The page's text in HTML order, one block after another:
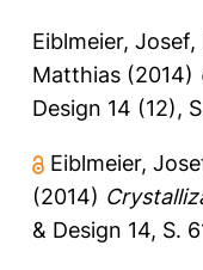
Eiblmeier, Josef,
Matthias (2014)
Design 14 (12),
Eiblmeier,
(2014)
& Design 14, S.